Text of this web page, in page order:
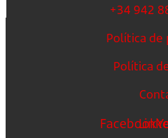
+34 942
Política de
Política
Facebook